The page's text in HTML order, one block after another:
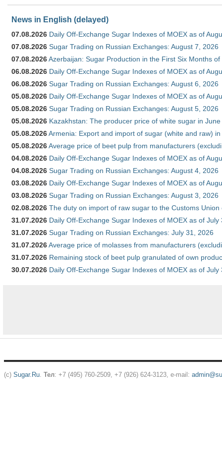
News in English (delayed)
07.08.2026 Daily Off-Exchange Sugar Indexes of MOEX as of
07.08.2026 Sugar Trading on Russian Exchanges: August 7, 2026
07.08.2026Azerbaijan: Sugar Production in the First Six Months of
06.08.2026 Daily Off-Exchange Sugar Indexes of MOEX as of
06.08.2026 Sugar Trading on Russian Exchanges: August 6, 2026
05.08.2026 Daily Off-Exchange Sugar Indexes of MOEX as of
05.08.2026 Sugar Trading on Russian Exchanges: August 5, 2026
05.08.2026 Kazakhstan: The producer price of white sugar in
05.08.2026Armenia: Export and import of sugar (white and raw)
05.08.2026Average price of beet pulp from manufacturers
04.08.2026 Daily Off-Exchange Sugar Indexes of MOEX as of
04.08.2026 Sugar Trading on Russian Exchanges: August 4, 2026
03.08.2026 Daily Off-Exchange Sugar Indexes of MOEX as of
03.08.2026 Sugar Trading on Russian Exchanges: August 3, 2026
02.08.2026 The duty on import of raw sugar to the Customs
31.07.2026 Daily Off-Exchange Sugar Indexes of MOEX as of July
31.07.2026 Sugar Trading on Russian Exchanges: July 31, 2026
31.07.2026Average price of molasses from manufacturers
31.07.2026 Remaining stock of beet pulp granulated of own
30.07.2026 Daily Off-Exchange Sugar Indexes of MOEX as of July
(c) Sugar.Ru. Тел: +7 (495) 760-2509, +7 (926) 624-3123, e-mail: